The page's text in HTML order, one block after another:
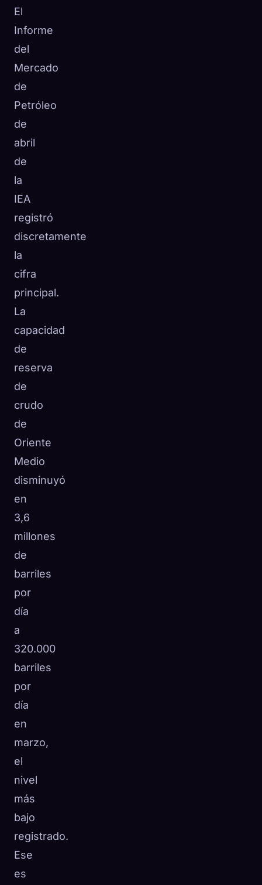
El
Informe
del
Mercado
de
Petróleo
de
abril
de
la
IEA
registró
discretamente
la
cifra
principal.
La
capacidad
de
reserva
de
crudo
de
Oriente
Medio
disminuyó
en
3,6
millones
de
barriles
por
día
a
320.000
barriles
por
día
en
marzo,
el
nivel
más
bajo
registrado.
Ese
es